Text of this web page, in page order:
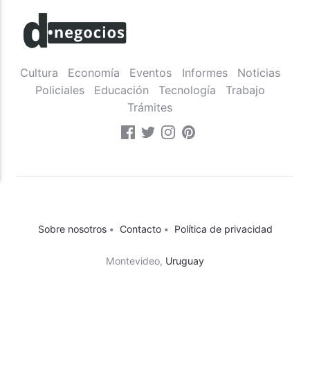
Cultura Economía Eventos Informes
Noticias
Policiales
Educación Tecnología
Trabajo
Trámites
Sobre nosotros • Contacto • Política de privacidad
Montevideo, Uruguay